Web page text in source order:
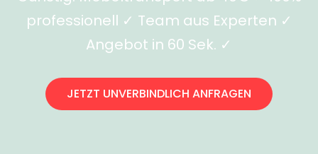
professionell ✓ Team aus Experten ✓
Angebot in 60 Sek. ✓
JETZT UNVERBINDLICH ANFRAGEN